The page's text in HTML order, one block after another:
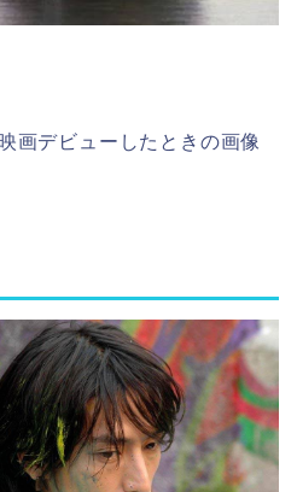
画デビューしたときの画像